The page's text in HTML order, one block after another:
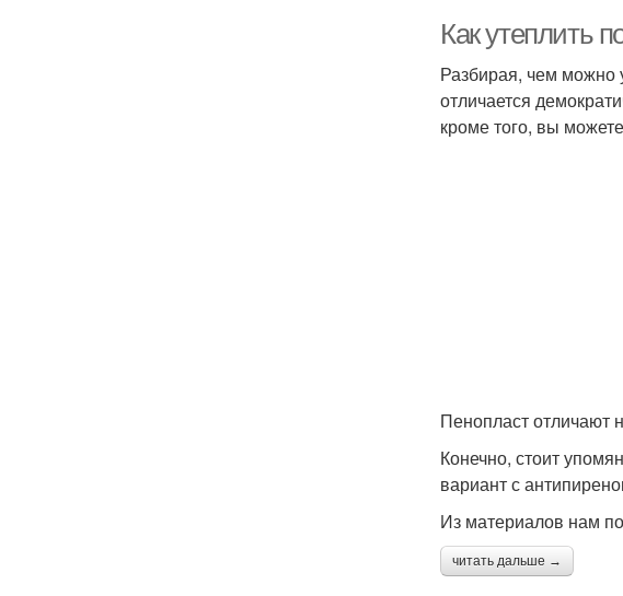
Как утеплить
Разбирая, чем можно
отличается
кроме того, вы
Пенопласт отличают
Конечно, стоит
вариант с
Из материалов нам
читать дальше →